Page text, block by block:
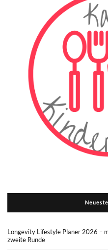
Longevity Lifestyle Planer 2026 –
zweite Runde